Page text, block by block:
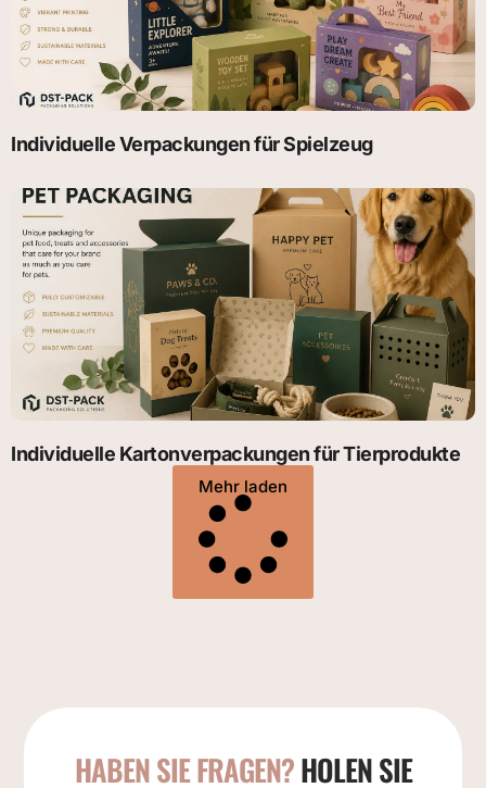
Individuelle Verpackungen für Spielzeug
Individuelle Kartonverpackungen für Tierprodukte
Mehr laden
HABEN SIE FRAGEN?HOLEN SIE